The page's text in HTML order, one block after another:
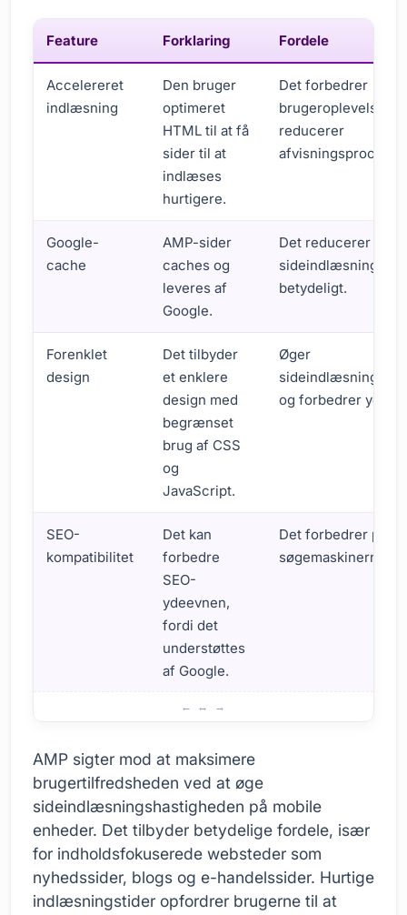
Feature Forklaring Fordele
Accelereret
indlæsning
Den bruger
optimeret
HTML til at få
sider til at
indlæses
hurtigere.
Det forbedrer
brugeroplevelsen
reducerer
Google-
cache
AMP-sider
caches og
leveres af
Google.
Det reducerer
betydeligt.
Forenklet
design
Det tilbyder
et enklere
design med
begrænset
brug af CSS
og
JavaScript.
Øger
og forbedrer
SEO-
kompatibilitet
Det kan
forbedre
SEO-
ydeevnen,
fordi det
understøttes
af Google.
Det forbedrer
søgemaskinerne.
AMP sigter mod at maksimere
brugertilfredsheden ved at øge
sideindlæsningshastigheden på mobile
enheder. Det tilbyder betydelige fordele, især
for indholdsfokuserede websteder som
nyhedssider, blogs og e-handelssider. Hurtige
indlæsningstider opfordrer brugerne til at